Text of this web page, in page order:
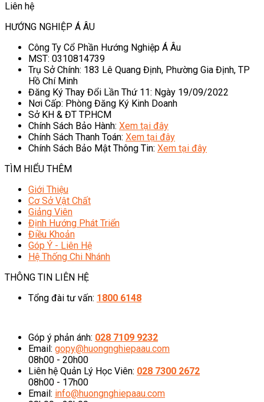
Liên hệ
HƯỚNG NGHIỆP Á ÂU
Công Ty Cổ Phần Hướng Nghiệp Á Âu
MST: 0310814739
Trụ Sở Chính: 183 Lê Quang Định, Phường Gia Định, TP
Hồ Chí Minh
Đăng Ký Thay Đổi Lần Thứ 11: Ngày 19/09/2022
Nơi Cấp: Phòng Đăng Ký Kinh Doanh
Sở KH & ĐT TP.HCM
Chính Sách Bảo Hành: Xem tại đây
Chính Sách Thanh Toán: Xem tại đây
Chính Sách Bảo Mật Thông Tin: Xem tại đây
TÌM HIỂU THÊM
Giới Thiệu
Cơ Sở Vật Chất
Giảng Viên
Định Hướng Phát Triển
Điều Khoản
Góp Ý - Liên Hệ
Hệ Thống Chi Nhánh
THÔNG TIN LIÊN HỆ
Tổng đài tư vấn: 1800 6148
Góp ý phản ánh: 028 7109 9232
Email: gopy@huongnghiepaau.com
08h00 - 20h00
Liên hệ Quản Lý Học Viên: 028 7300 2672
08h00 - 17h00
Email: info@huongnghiepaau.com